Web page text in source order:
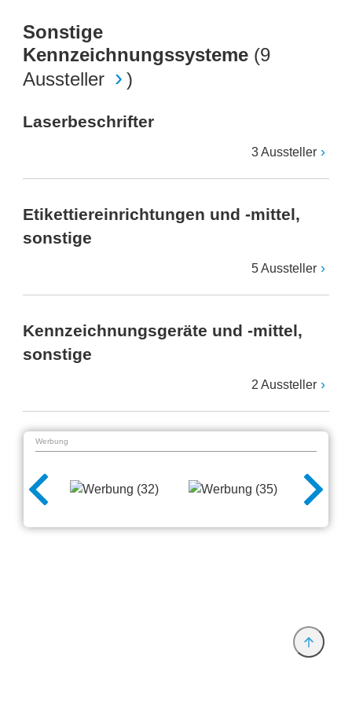
Sonstige
Kennzeichnungssysteme (9
Aussteller
)
Laserbeschrifter
3 Aussteller
Etikettiereinrichtungen und -mittel,
sonstige
5 Aussteller
Kennzeichnungsgeräte und -mittel,
sonstige
2 Aussteller
Werbung